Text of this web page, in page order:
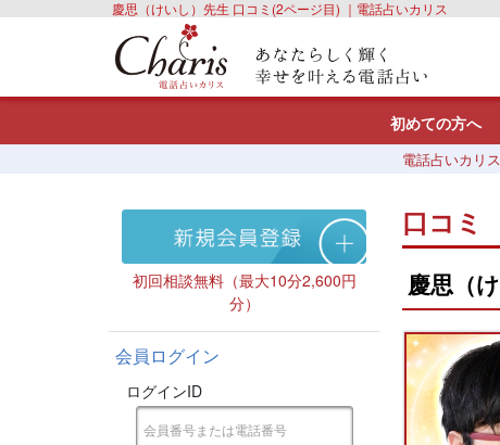
慶思（けいし）先生 口コミ(2ページ目) ｜電話占いカリス
初めての方へ
電話占いカリ
初回相談無料（最大10分2,600円
分）
会員ログイン
ログインID
口コミ
慶思（